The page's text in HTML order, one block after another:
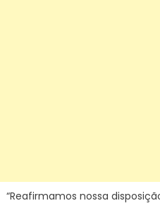
“Reafirmamos nossa